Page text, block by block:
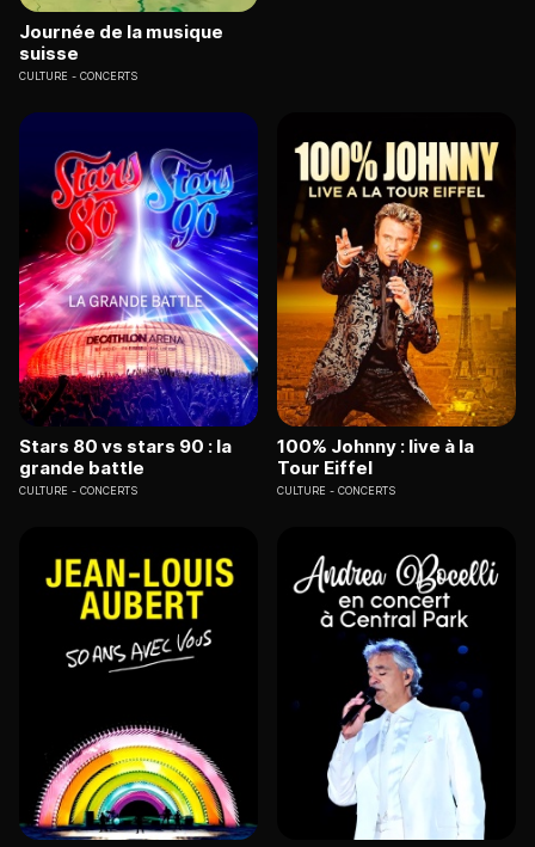
Journée de la musique
suisse
CULTURE CONCERTS
Stars 80 vs stars 90 : la
grande battle
CULTURE CONCERTS
100% Johnny : live à la
Tour Eiffel
CULTURE CONCERTS